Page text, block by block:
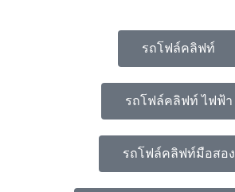
รถโฟล์คลิฟท์
รถโฟล์คลิฟท์ ไฟฟ้า
รถโฟล์คลิฟท์มือสอง